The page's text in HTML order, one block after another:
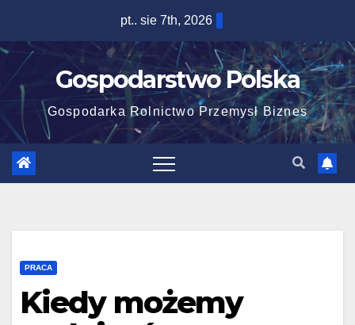
content
pt.. sie 7th, 2026
Gospodarstwo Polska
Gospodarka Rolnictwo Przemysł Biznes
PRACA
Kiedy możemy